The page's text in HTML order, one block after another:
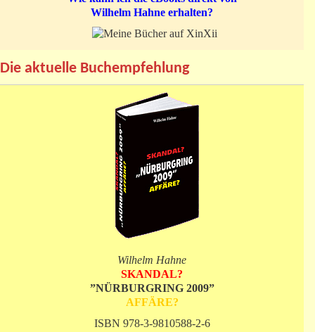
Wilhelm Hahne erhalten?
Die aktuelle Buchempfehlung
Wilhelm Hahne
SKANDAL?
”NÜRBURGRING 2009”
AFFÄRE?
ISBN 978-3-9810588-2-6